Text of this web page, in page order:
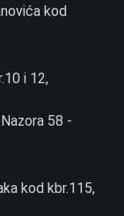
kod
i 12,
58 -
kod kbr.115,